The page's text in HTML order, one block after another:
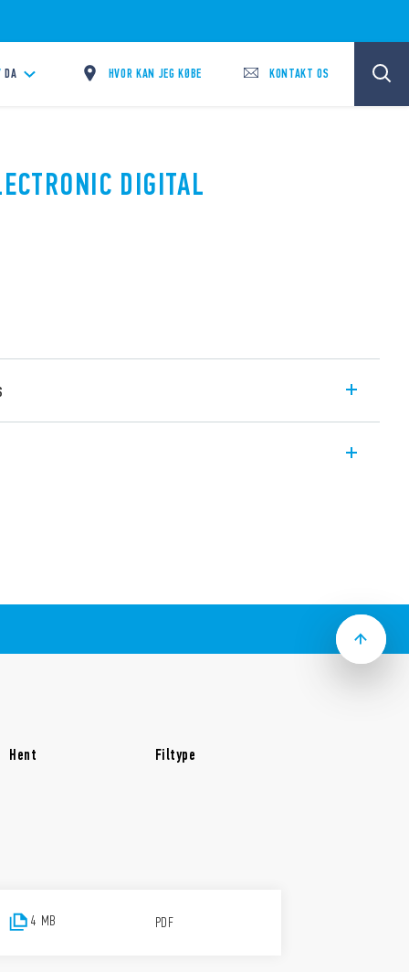
DA HVOR KAN JEG KØBE KONTAKT OS
DIGITAL
Hent Filtype
4 MB PDF